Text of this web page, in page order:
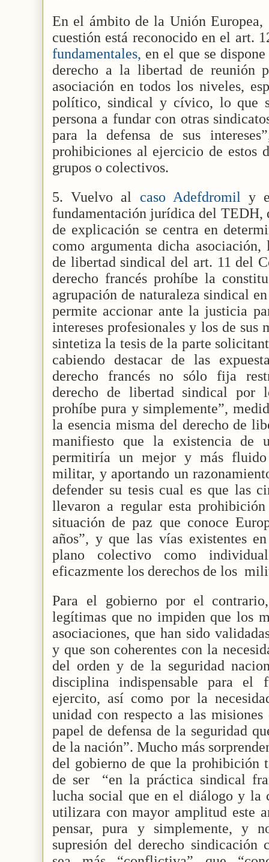
En el ámbito de la Unión
cuestión está reconocido en el art.
fundamentales, en el que se
derecho a la libertad de reunión
asociación en todos los niveles,
político, sindical y cívico, lo que
persona a fundar con otras
para la defensa de sus
prohibiciones al ejercicio de estos
grupos o colectivos.
5. Vuelvo al caso Adefdromil y
fundamentación jurídica del TEDH,
de explicación se centra en
como argumenta dicha
de libertad sindical del art. 11 del
derecho francés prohíbe la
agrupación de naturaleza sindical
permite accionar ante la justicia
intereses profesionales y los de sus
sintetiza la tesis de la parte
cabiendo destacar de las
derecho francés no sólo fija
derecho de libertad sindical por
prohíbe pura y simplemente”,
la esencia misma del derecho de
manifiesto que la existencia de
permitiría un mejor y más
militar, y aportando un
defender su tesis cual es que las
llevaron a regular esta
situación de paz que conoce
años”, y que las vías existentes
plano colectivo como
eficazmente los derechos de los
Para el gobierno por el
legítimas que no impiden que los
asociaciones, que han sido
y que son coherentes con la
del orden y de la seguridad
disciplina indispensable para el
ejercito, así como por la
unidad con respecto a las
papel de defensa de la seguridad
de la nación”. Mucho más
del gobierno de que la prohibición
de ser
“en la práctica sindical
lucha social que en el diálogo y la
utilizara con mayor amplitud este
pensar, pura y simplemente, y
supresión del derecho sindicación